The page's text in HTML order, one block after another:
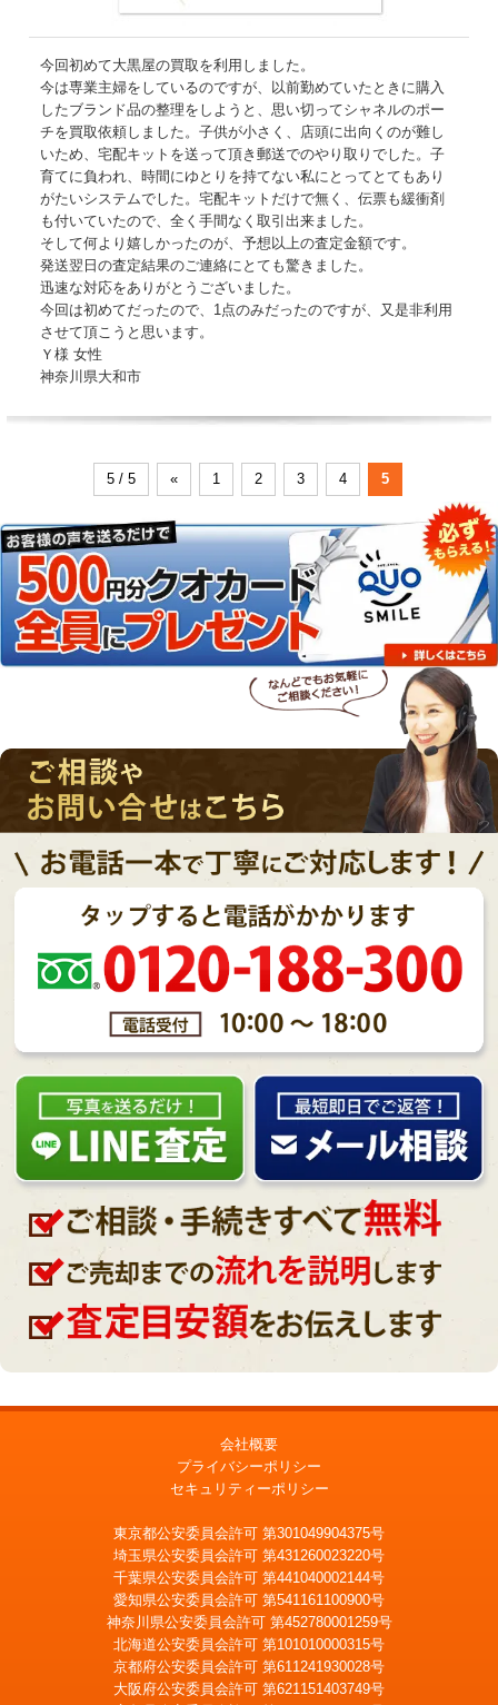
今回初めて大黒屋の買取を利用しました。
今は専業主婦をしているのですが、以前勤めていたときに購入
したブランド品の整理をしようと、思い切ってシャネルのポー
チを買取依頼しました。子供が小さく、店頭に出向くのが難し
いため、宅配キットを送って頂き郵送でのやり取りでした。子
育てに負われ、時間にゆとりを持てない私にとってとてもあり
がたいシステムでした。宅配キットだけで無く、伝票も緩衝剤
も付いていたので、全く手間なく取引出来ました。
そして何より嬉しかったのが、予想以上の査定金額です。
発送翌日の査定結果のご連絡にとても驚きました。
迅速な対応をありがとうございました。
今回は初めてだったので、1点のみだったのですが、又是非利用
させて頂こうと思います。
Ｙ様 女性
神奈川県大和市
5 / 5 « 1 2 3 4 5
会社概要
プライバシーポリシー
セキュリティーポリシー
東京都公安委員会許可 第301049904375号
埼玉県公安委員会許可 第431260023220号
千葉県公安委員会許可 第441040002144号
愛知県公安委員会許可 第541161100900号
神奈川県公安委員会許可 第452780001259号
北海道公安委員会許可 第101010000315号
京都府公安委員会許可 第611241930028号
大阪府公安委員会許可 第621151403749号